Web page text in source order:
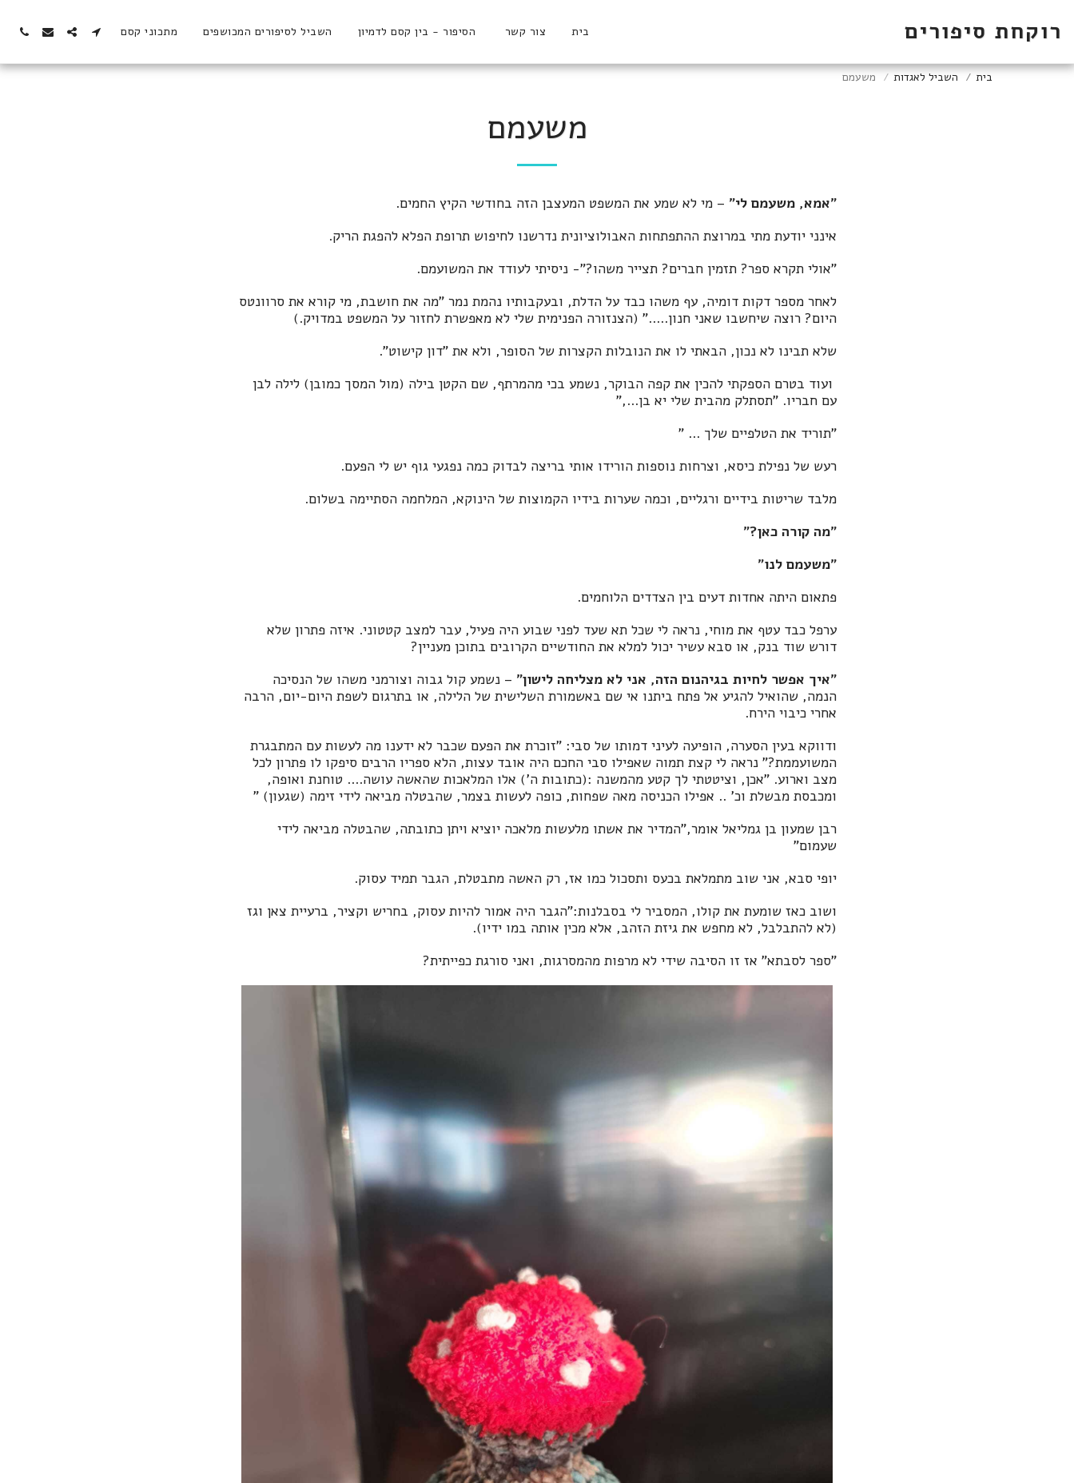
רוקחת סיפורים בית צור קשר הסיפור - בין קסם לדמיון השביל לסיפורים המכושפים מתכוני קסם
בית השביל לאגדות משעמם
משעמם
"אמא, משעמם לי" – מי לא שמע את המשפט המעצבן הזה בחודשי הקיץ החמים.
אינני יודעת מתי במרוצת ההתפתחות האבולוציונית נדרשנו לחיפוש תרופת הפלא להפגת הריק.
"אולי תקרא ספר? תזמין חברים? תצייר משהו?"- ניסיתי לעודד את המשועמם.
לאחר מספר דקות דומיה, עף משהו כבד על הדלת, ובעקבותיו נהמת נמר "מה את חושבת, מי קורא את סרוונטס
היום? רוצה שיחשבו שאני חנון....." (הצנזורה הפנימית שלי לא מאפשרת לחזור על המשפט במדויק.)
שלא תבינו לא נכון, הבאתי לו את הנובלות הקצרות של הסופר, ולא את "דון קישוט".
ועוד בטרם הספקתי להכין את קפה הבוקר, נשמע בכי מהמרתף, שם הקטן בילה (מול המסך כמובן) לילה לבן
עם חבריו. "תסתלק מהבית שלי יא בן...,"
"תוריד את הטלפיים שלך ... "
רעש של נפילת כיסא, וצרחות נוספות הורידו אותי בריצה לבדוק כמה נפגעי גוף יש לי הפעם.
מלבד שריטות בידיים ורגליים, וכמה שערות בידיו הקמוצות של הינוקא, המלחמה הסתיימה בשלום.
"מה קורה כאן?"
"משעמם לנו"
פתאום היתה אחדות דעים בין הצדדים הלוחמים.
ערפל כבד עטף את מוחי, נראה לי שכל תא שעד לפני שבוע היה פעיל, עבר למצב קטטוני. איזה פתרון שלא
דורש שוד בנק, או סבא עשיר יכול למלא את החודשיים הקרובים בתוכן מעניין?
"איך אפשר לחיות בגיהנום הזה, אני לא מצליחה לישון" – נשמע קול גבוה וצורמני משהו של הנסיכה
הנמה, שהואיל להגיע אל פתח ביתנו אי שם באשמורת השלישית של הלילה, או בתרגום לשפת היום-יום, הרבה
אחרי כיבוי הירח.
ודווקא בעין הסערה, הופיעה לעיני דמותו של סבי: "זוכרת את הפעם שכבר לא ידענו מה לעשות עם המתבגרת
המשועממת?" נראה לי קצת תמוה שאפילו סבי החכם היה אובד עצות, הלא ספריו הרבים סיפקו לו פתרון לכל
מצב וארוע. "אכן, וציטטתי לך קטע מהמשנה :(כתובות ה') אלו המלאכות שהאשה עושה.... טוחנת ואופה,
ומכבסת מבשלת וכ' .. אפילו הכניסה מאה שפחות, כופה לעשות בצמר, שהבטלה מביאה לידי זימה (שגעון) "
רבן שמעון בן גמליאל אומר,"המדיר את אשתו מלעשות מלאכה יוציא ויתן כתובתה, שהבטלה מביאה לידי
שעמום"
יופי סבא, אני שוב מתמלאת בכעס ותסכול כמו אז, רק האשה מתבטלת, הגבר תמיד עסוק.
ושוב כאז שומעת את קולו, המסביר לי בסבלנות:"הגבר היה אמור להיות עסוק, בחריש וקציר, ברעיית צאן וגז
(לא להתבלבל, לא מחפש את גיזת הזהב, אלא מכין אותה במו ידיו).
"ספר לסבתא" אז זו הסיבה שידי לא מרפות מהמסרגות, ואני סורגת כפייתית?